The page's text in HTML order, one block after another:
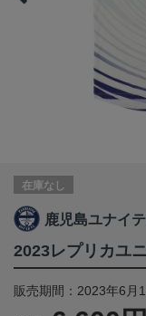
在庫なし
鹿児島ユナイ
2023レプリカユ
販売期間：2023年6月